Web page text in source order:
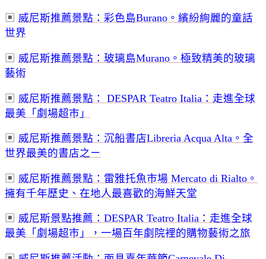
▣ 威尼斯推薦景點：彩色島Burano 。繽紛絢麗的童話
世界
▣ 威尼斯推薦景點：玻璃島Murano。極致精美的玻璃
藝術
▣ 威尼斯推薦景點： DESPAR Teatro Italia：走進全球
最美「劇場超市」
▣ 威尼斯推薦景點：沉船書店Libreria Acqua Alta。全
世界最美的書店之ㄧ
▣ 威尼斯推薦景點：雷雅托魚市場 Mercato di Rialto。
擁有千年歷史、在地人最喜歡的海鮮天堂
▣ 威尼斯景點推薦：DESPAR Teatro Italia：走進全球
最美「劇場超市」，一場百年劇院裡的購物藝術之旅